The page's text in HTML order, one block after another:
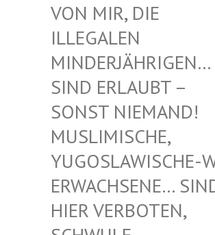
R, DIE ILLEGA
LEN MINDER
JÄHRIGEN… SIND E
RLAUBT – SONST
NIEMAND! MUSLIM
ISCHE, YUGOSL
AWISCHE-WZ,
SENE… SIND HIER
ERBOTEN, SCHWUL